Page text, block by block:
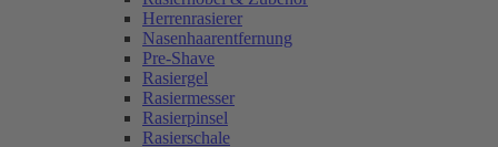
Herrenrasierer
Nasenhaarentfernung
Pre-Shave
Rasiergel
Rasiermesser
Rasierpinsel
Rasierschale